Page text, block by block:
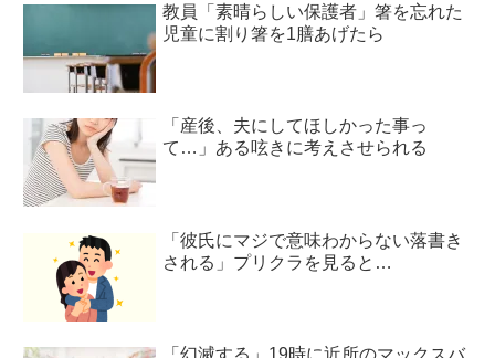
教員「素晴らしい保護者」箸を忘れた
児童に割り箸を1膳あげたら
「産後、夫にしてほしかった事っ
て…」ある呟きに考えさせられる
「彼氏にマジで意味わからない落書き
される」プリクラを見ると…
「幻滅する」19時に近所のマックスバ